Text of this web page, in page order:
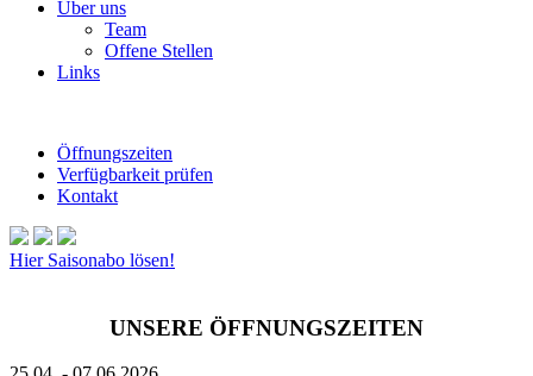
Über uns
Team
Offene Stellen
Links
Öffnungszeiten
Verfügbarkeit prüfen
Kontakt
Hier Saisonabo lösen!
UNSERE ÖFFNUNGSZEITEN